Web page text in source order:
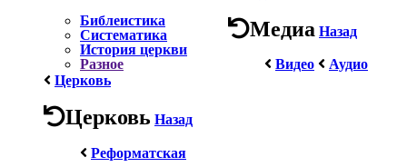
Библеистика
Систематика
История церкви
Разное
Медиа Назад
Видео
Аудио
Церковь
Церковь Назад
Реформатская